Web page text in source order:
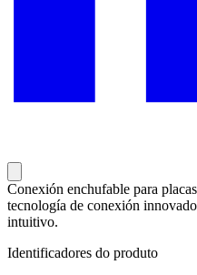
Conexión enchufable para
tecnología de conexión
intuitivo.
Identificadores do produto